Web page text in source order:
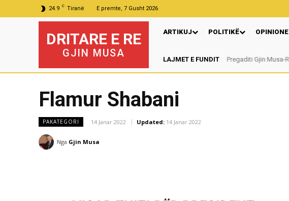
24.9 C Tiranë E premte, 7 Gusht 2026
DRITARE E RE
GJIN MUSA
ARTIKUJ POLITIKË OPINIONE
LAJMET E FUNDIT Nga: Ndue Dedaj
Flamur Shabani
PAKATEGORI 14 Janar 2022 Updated: 14 Janar 2022
Nga Gjin Musa